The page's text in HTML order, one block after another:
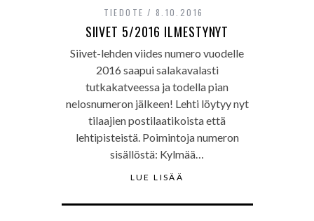
TIEDOTE 8.10.2016
SIIVET 5/2016 ILMESTYNYT
Siivet-lehden viides numero vuodelle
2016 saapui salakavalasti
tutkakatveessa ja todella pian
nelosnumeron jälkeen! Lehti löytyy nyt
tilaajien postilaatikoista että
lehtipisteistä. Poimintoja numeron
sisällöstä: Kylmää…
LUE LISÄÄ